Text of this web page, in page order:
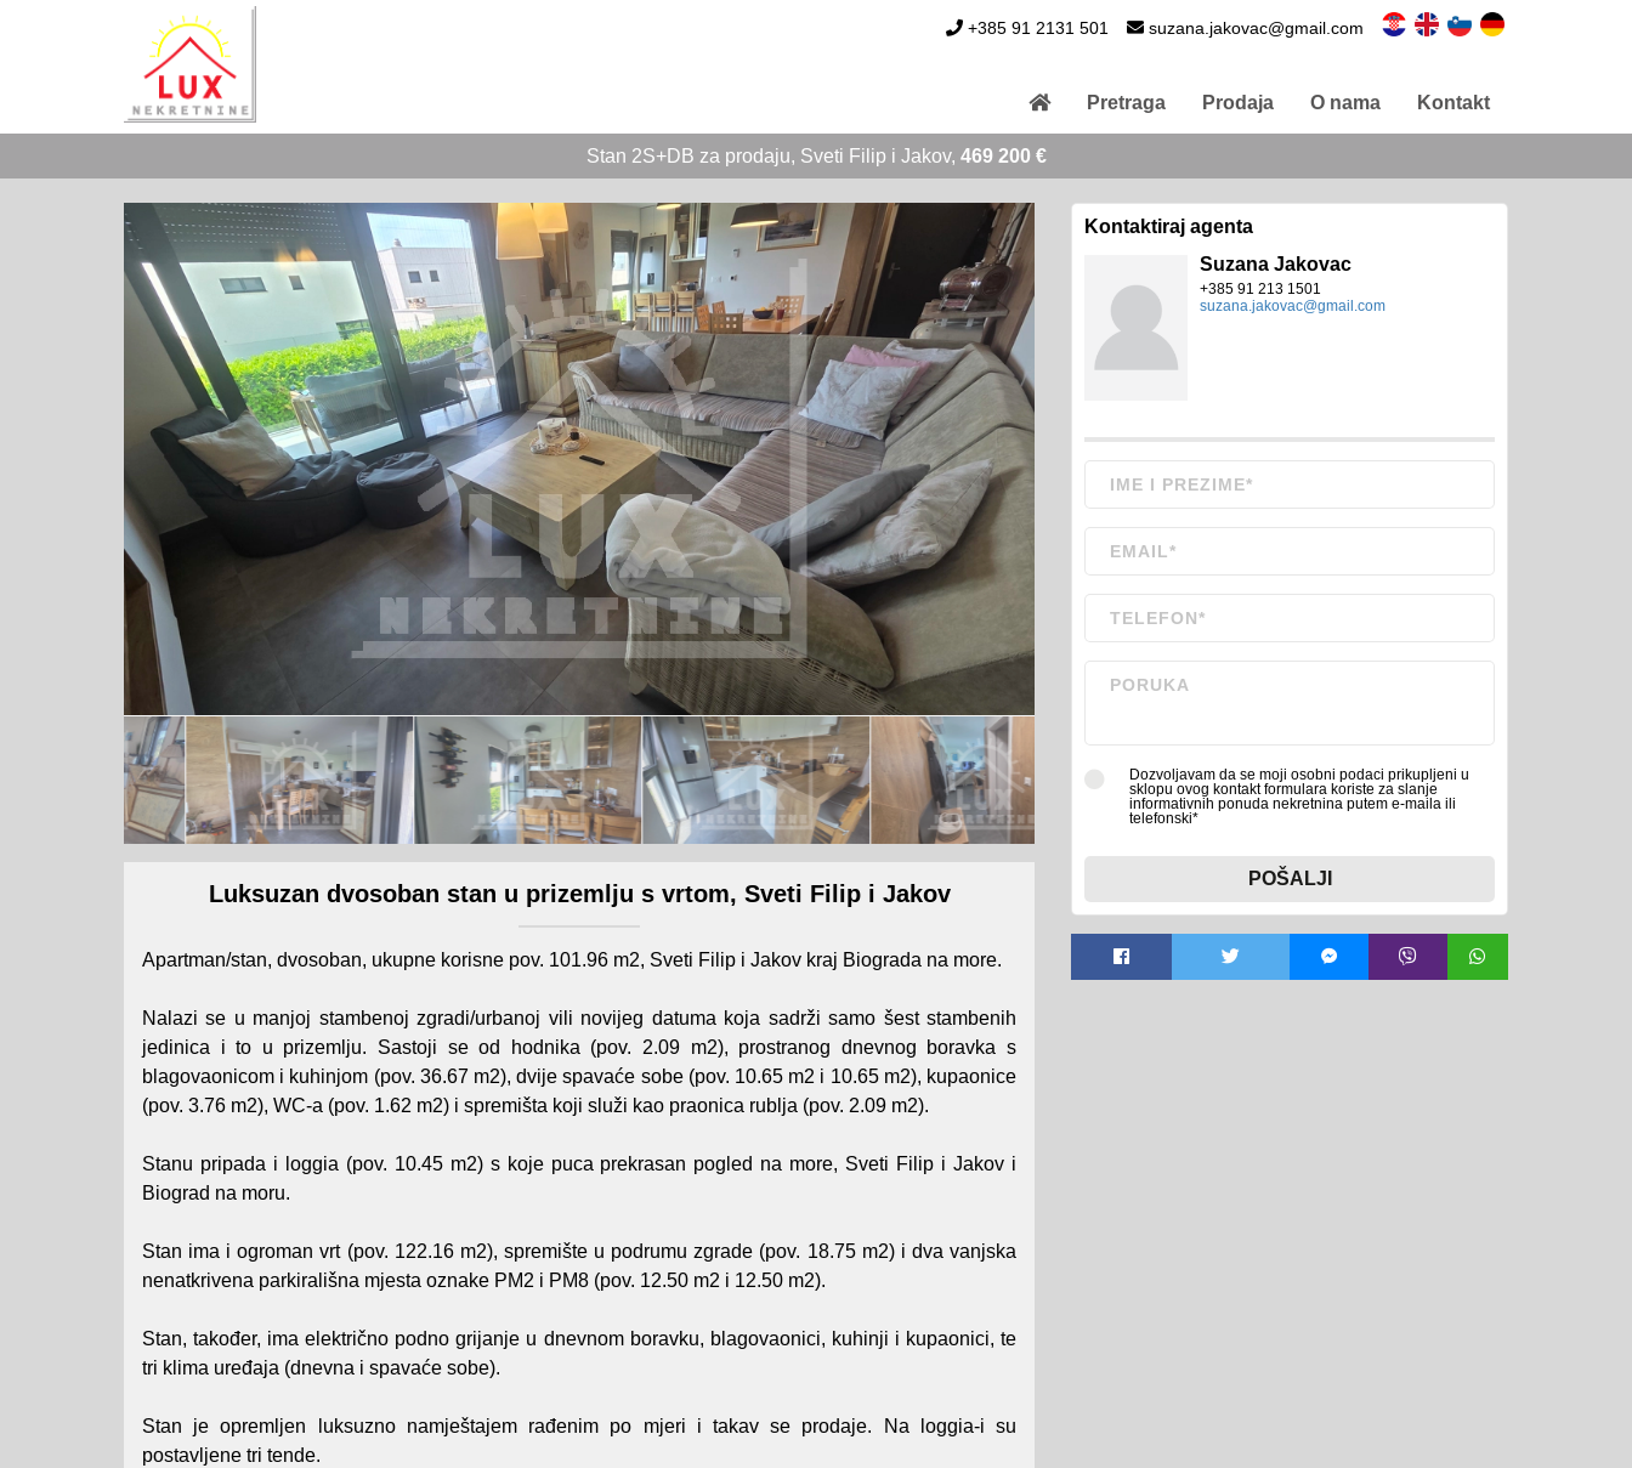
+385 91 2131 501 suzana.jakovac@gmail.com
Pretraga Prodaja O nama Kontakt
Stan 2S+DB za prodaju, Sveti Filip i Jakov, 469 200 €
Luksuzan dvosoban stan u prizemlju s vrtom, Sveti Filip i Jakov
Apartman/stan, dvosoban, ukupne korisne pov. 101.96 m2, Sveti Filip i Jakov kraj Biograda na more.
Nalazi se u manjoj stambenoj zgradi/urbanoj vili novijeg datuma koja sadrži samo šest stambenih
jedinica i to u prizemlju. Sastoji se od hodnika (pov. 2.09 m2), prostranog dnevnog boravka s
blagovaonicom i kuhinjom (pov. 36.67 m2), dvije spavaće sobe (pov. 10.65 m2 i 10.65 m2), kupaonice
(pov. 3.76 m2), WC-a (pov. 1.62 m2) i spremišta koji služi kao praonica rublja (pov. 2.09 m2).
Stanu pripada i loggia (pov. 10.45 m2) s koje puca prekrasan pogled na more, Sveti Filip i Jakov i
Biograd na moru.
Stan ima i ogroman vrt (pov. 122.16 m2), spremište u podrumu zgrade (pov. 18.75 m2) i dva vanjska
nenatkrivena parkirališna mjesta oznake PM2 i PM8 (pov. 12.50 m2 i 12.50 m2).
Stan, također, ima električno podno grijanje u dnevnom boravku, blagovaonici, kuhinji i kupaonici, te
tri klima uređaja (dnevna i spavaće sobe).
Stan je opremljen luksuzno namještajem rađenim po mjeri i takav se prodaje. Na loggia-i su
postavljene tri tende.
Kontaktiraj agenta
Suzana Jakovac
+385 91 213 1501
suzana.jakovac@gmail.com
Dozvoljavam da se moji osobni podaci prikupljeni u
sklopu ovog kontakt formulara koriste za slanje
informativnih ponuda nekretnina putem e-maila ili
telefonski*
POŠALJI